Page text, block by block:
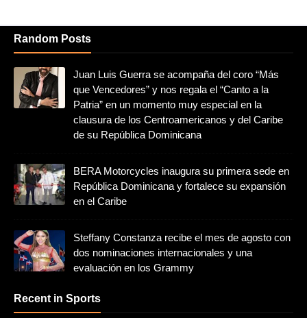
Random Posts
Juan Luis Guerra se acompaña del coro “Más
que Vencedores” y nos regala el “Canto a la
Patria” en un momento muy especial en la
clausura de los Centroamericanos y del Caribe
de su República Dominicana
BERA Motorcycles inaugura su primera sede en
República Dominicana y fortalece su expansión
en el Caribe
Steffany Constanza recibe el mes de agosto con
dos nominaciones internacionales y una
evaluación en los Grammy
Recent in Sports